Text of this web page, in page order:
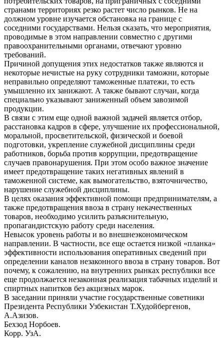
странами территориях резко растет число рынков. Не на
должном уровне изучается обстановка на границе с
соседними государствами. Нельзя сказать, что мероприятия,
проводимые в этом направлении совместно с другими
правоохранительными органами, отвечают уровню
требований.
Причиной допущения этих недостатков также являются и
некоторые нечистые на руку сотрудники таможни, которые
неправильно определяют таможенные платежи, то есть
умышленно их занижают. А также бывают случаи, когда
специально указывают заниженный объем завозимой
продукции.
В связи с этим еще одной важной задачей является отбор,
расстановка кадров в сфере, улучшение их профессиональной,
моральной, просветительской, физической и боевой
подготовки, укрепление служебной дисциплины среди
работников, борьба против коррупции, предотвращение
случаев правонарушения. При этом особо важное значение
имеет предотвращение таких негативных явлений в
таможенной системе, как вымогательство, взяточничество,
нарушение служебной дисциплины.
В целях оказания эффективной помощи предпринимателям, а
также предотвращения ввоза в страну некачественных
товаров, необходимо усилить разъяснительную,
пропагандистскую работу среди населения.
Невысок уровень работы и во внешнеэкономическом
направлении. В частности, все еще остается низкой «планка»
эффективности использования оперативных сведений при
определении каналов незаконного ввоза в страну товаров. Вот
почему, к сожалению, на внутренних рынках республики все
еще продолжается незаконная реализация табачных изделий и
спиртных напитков без акцизных марок.
В заседании приняли участие государственные советники
Президента Республики Узбекистан Т.Худойбергенов,
А.Азизов.
Бехзод Норбоев.
Корр. УзА.